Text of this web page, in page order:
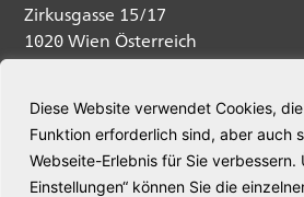
Diese Website verwendet Cookies,
Funktion erforderlich sind, aber auch
Webseite-Erlebnis für Sie verbessern.
Einstellungen“ können Sie die
Zirkusgasse 15/17
1020 Wien Österreich
Anfrage senden
Telefon:+43 664 5345563
E-Mail:welcome@linearis.at